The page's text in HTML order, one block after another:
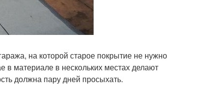
на которой старое покрытие не нужно
в материале в нескольких местах делают
должна пару дней просыхать.